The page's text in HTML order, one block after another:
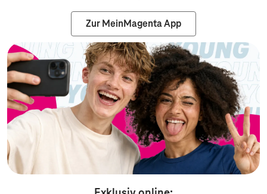
Zur MeinMagenta App
Zur